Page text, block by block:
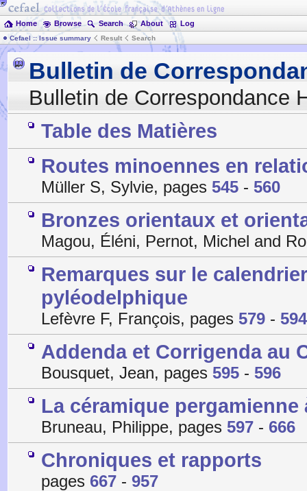
Home Browse Search About Log
Cefael :: Issue summary Result Search
Bulletin de
Bulletin de Correspondance
Table des Matières
Routes minoennes en
Müller S, Sylvie, pages 545 - 560
Bronzes orientaux et
Magou, Éléni, Pernot, Michel and
Remarques sur le
pyléodelphique
Lefèvre F, François, pages 579 - 594
Addenda et Corrigenda au
Bousquet, Jean, pages 595 - 596
La céramique
Bruneau, Philippe, pages 597 - 666
Chroniques et rapports
pages 667 - 957